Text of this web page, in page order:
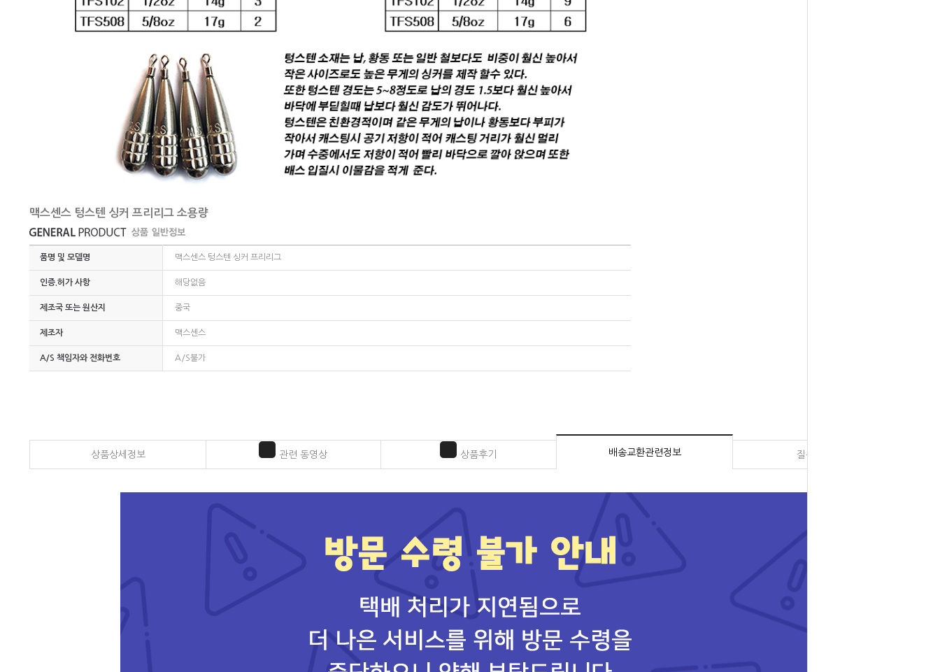
맥스센스 텅스텐 싱커 프리리그 소용량
품명 및 모델명 맥스센스 텅스텐 싱커 프리리그
인증.허가 사항 해당없음
제조국 또는 원산지 중국
제조자 맥스센스
A/S 책임자와 전화번호 A/S불가
상품상세정보 관련 동영상 상품후기 배송교환관련정보 질문과 대답